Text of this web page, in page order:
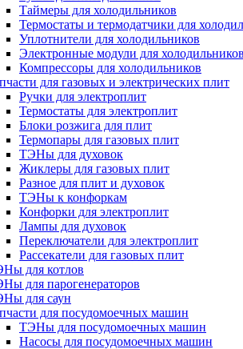
Таймеры для холодильников
Термостаты и термодатчики для
Уплотнители для холодильников
Электронные модули для холодильников
Компрессоры для холодильников
для газовых и электрических плит
Ручки для электроплит
Термостаты для электроплит
Блоки розжига для плит
Термопары для газовых плит
ТЭНы для духовок
Жиклеры для газовых плит
Разное для плит и духовок
ТЭНы к конфоркам
Конфорки для электроплит
Лампы для духовок
Переключатели для электроплит
Рассекатели для газовых плит
для котлов
для парогенераторов
для саун
для посудомоечных машин
ТЭНы для посудомоечных машин
Насосы для посудомоечных машин